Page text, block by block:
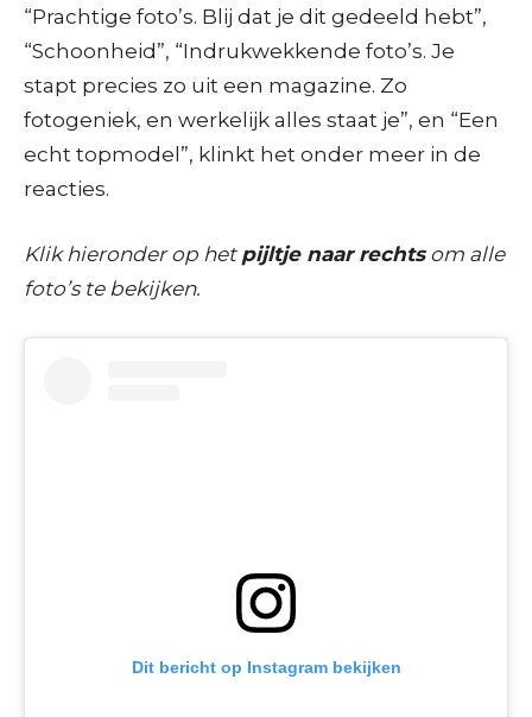
“Prachtige foto’s. Blij dat je dit gedeeld hebt”,
“Schoonheid”, “Indrukwekkende foto’s. Je
stapt precies zo uit een magazine. Zo
fotogeniek, en werkelijk alles staat je”, en “Een
echt topmodel”, klinkt het onder meer in de
reacties.
Klik hieronder op het pijltje naar rechtsom alle
foto’s te bekijken.
Dit bericht op Instagram bekijken